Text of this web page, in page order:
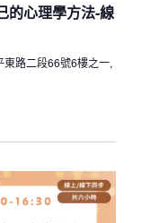
的心理學方法-線
東路二段66號6樓之一,